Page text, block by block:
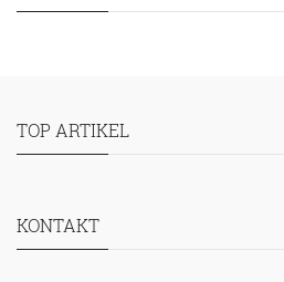
TOP ARTIKEL
KONTAKT